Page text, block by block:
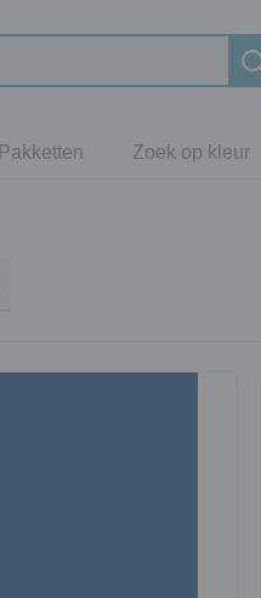
Pakketten Zoek op kleur